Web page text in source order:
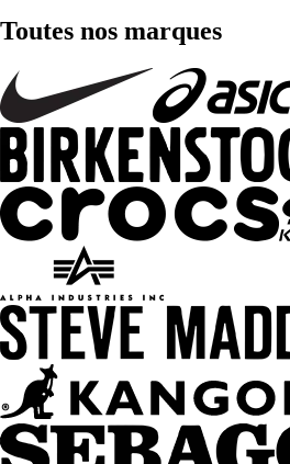
Toutes nos marques